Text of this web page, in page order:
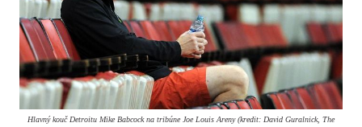
Hlavný kouč Detroitu Mike Babcock na tribúne Joe Louis Areny (kredit: David Guralnick, The